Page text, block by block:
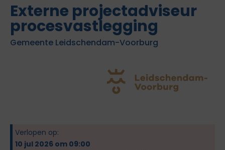
Externe projectadviseur
procesvastlegging
Gemeente Leidschendam-Voorburg
Verlopen op:
10 jul 2026 om 09:00